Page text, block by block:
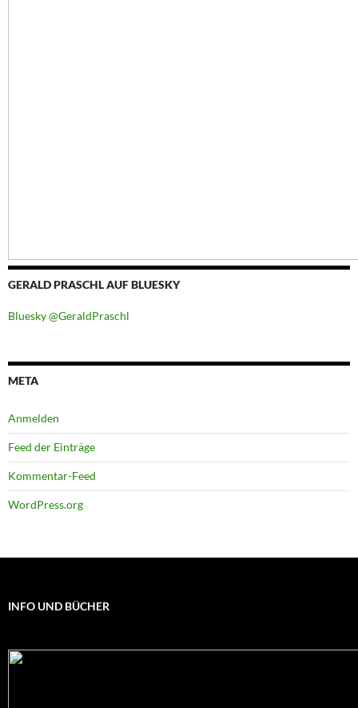
GERALD PRASCHL AUF BLUESKY
Bluesky @GeraldPraschl
META
Anmelden
Feed der Einträge
Kommentar-Feed
WordPress.org
INFO UND BÜCHER